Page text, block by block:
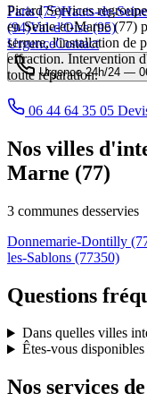
Paris (75)Hauts-de-
(94)Val-d'Oise (95)
UrgenceContact
Urgence 24h/24 —
Picard Services
en Seine-et-Marne (77)
serrure, l'installation de
effraction. Intervention
toute réparation.
06 44 64 35 05
Nos villes
Marne (77)
3 communes desservies
Donnemarie-Dontilly
les-Sablons (77350)
Questions
Dans quelles villes
Êtes-vous
Nos services